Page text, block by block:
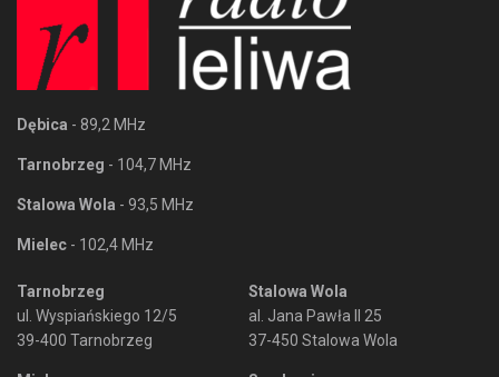
Dębica - 89,2 MHz
Tarnobrzeg - 104,7 MHz
Stalowa Wola - 93,5 MHz
Mielec - 102,4 MHz
Tarnobrzeg
ul. Wyspiańskiego 12/5
39-400 Tarnobrzeg
Stalowa Wola
al. Jana Pawła II 25
37-450 Stalowa Wola